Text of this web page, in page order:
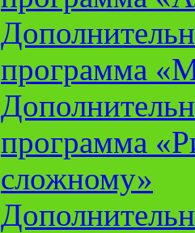
программа
программа
сложному»